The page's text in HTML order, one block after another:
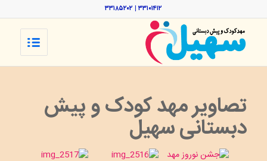
۳۳۱۰۱۴۱۲ | ۳۳۱۸۵۲۰۲
تصاویر مهد کودک و پیش
دبستانی سهیل